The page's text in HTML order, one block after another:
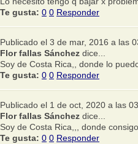
Te gusta: 0 0 Responder
Publicado el 3 de mar, 2016 a las
Flor fallas Sánchez dice...
Soy de Costa Rica,, donde lo
Te gusta: 0 0 Responder
Publicado el 1 de oct, 2020 a las
Flor fallas Sánchez dice...
Soy de Costa Rica,,, donde
Te gusta: 0 0 Responder